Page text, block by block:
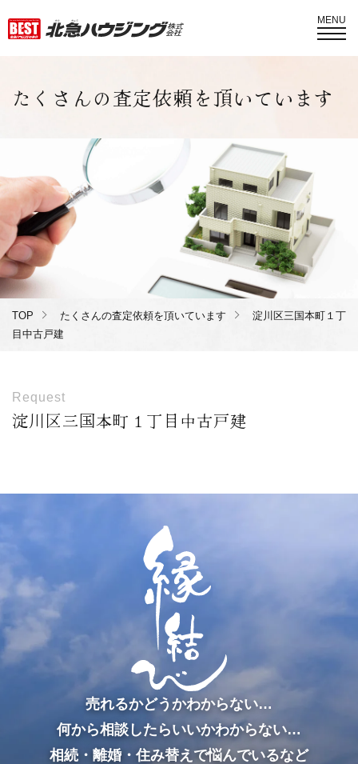
MENU
たくさんの査定依頼を頂いています
TOP たくさんの査定依頼を頂いています
淀川区三国本町１丁
目中古戸建
Request
淀川区三国本町１丁目中古戸建
売れるかどうかわからない…
何から相談したらいいかわからない…
相続・離婚・住み替えで悩んでいるなど